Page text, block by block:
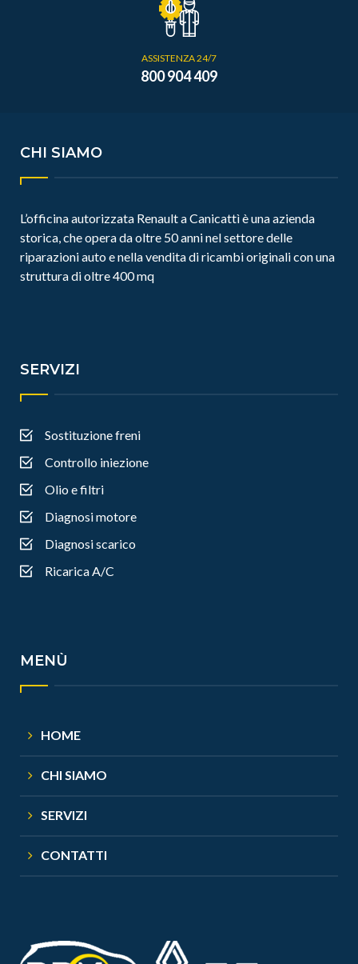
ASSISTENZA 24/7
800 904 409
CHI SIAMO
L’officina autorizzata Renault a Canicattì è una azienda
storica, che opera da oltre 50 anni nel settore delle
riparazioni auto e nella vendita di ricambi originali con una
struttura di oltre 400 mq
SERVIZI
Sostituzione freni
Controllo iniezione
Olio e filtri
Diagnosi motore
Diagnosi scarico
Ricarica A/C
MENÙ
HOME
CHI SIAMO
SERVIZI
CONTATTI